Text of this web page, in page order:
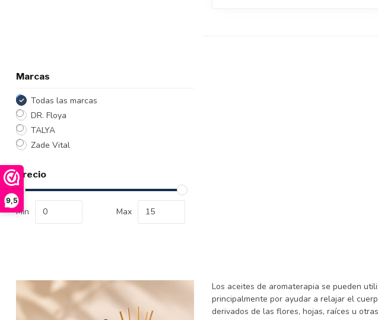
9,5
Marcas
Todas las marcas
DR. Floya
TALYA
Zade Vital
Precio
Min Max
Los aceites de aromaterapia se pueden
principalmente por ayudar a relajar el
derivados de las flores, hojas, raíces u